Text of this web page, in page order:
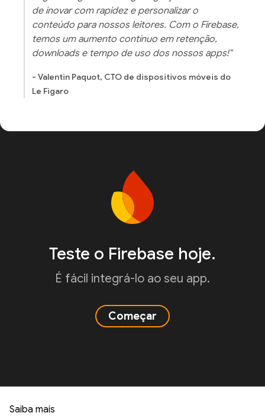
de inovar com rapidez e personalizar o
conteúdo para nossos leitores. Com o Firebase,
temos um aumento contínuo em retenção,
downloads e tempo de uso dos nossos apps!"
- Valentin Paquot, CTO de dispositivos móveis do
Le Figaro
Teste o Firebase hoje.
É fácil integrá-lo ao seu app.
Começar
Saiba mais